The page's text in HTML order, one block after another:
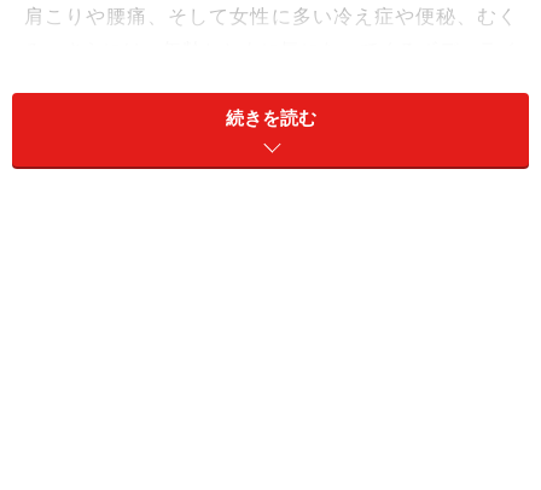
肩こりや腰痛、そして女性に多い冷え症や便秘、むく
因の一つが、「同じ姿勢でずっといること」というの
は、意外と知られていません。一方で、「身体を動かし
続きを読む